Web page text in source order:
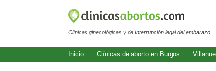
Clínicas ginecológicas y de Interrupción legal del embarazo
Inicio Clínicas de aborto en Burgos